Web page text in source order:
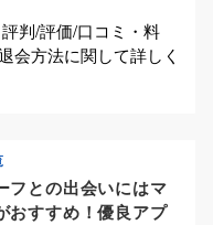
判/評価/口コミ・料
会方法に関して詳しく
フとの出会いにはマ
おすすめ！優良アプ